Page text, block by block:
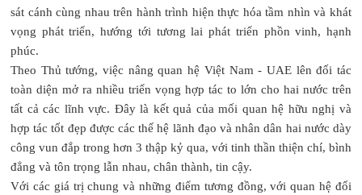
sát cánh cùng nhau trên hành trình hiện thực hóa tầm nhìn và khát
vọng phát triển, hướng tới tương lai phát triển phồn vinh, hạnh
phúc.
Theo Thủ tướng, việc nâng quan hệ Việt Nam - UAE lên đối tác
toàn diện mở ra nhiều triển vọng hợp tác to lớn cho hai nước trên
tất cả các lĩnh vực. Đây là kết quả của mối quan hệ hữu nghị và
hợp tác tốt đẹp được các thế hệ lãnh đạo và nhân dân hai nước dày
công vun đắp trong hơn 3 thập kỷ qua, với tinh thần thiện chí, bình
đẳng và tôn trọng lẫn nhau, chân thành, tin cậy.
Với các giá trị chung và những điểm tương đồng, với quan hệ đối